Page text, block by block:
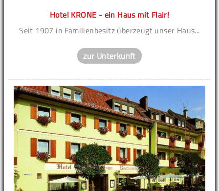
Hotel KRONE - ein Haus mit Flair!
Seit 1907 in Familienbesitz überzeugt unser Haus...
zur Unterkunft